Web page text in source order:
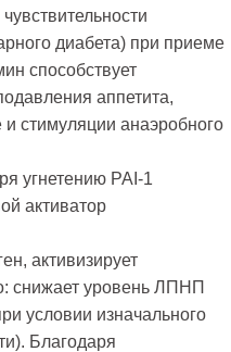
диабета) при приеме
способствует
аппетита,
стимуляции анаэробного
угнетению РАІ-1
активатор
активизирует
снижает уровень ЛПНП
условии изначального
Благодаря